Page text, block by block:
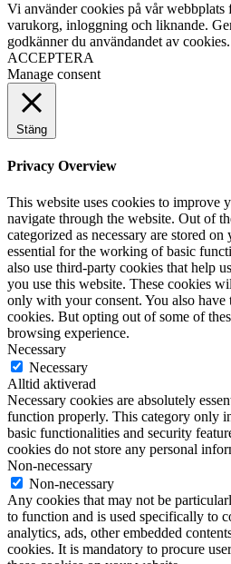
Vi använder cookies på vår webbplats
varukorg, inloggning och liknande.
godkänner du användandet av cookies.
ACCEPTERA
Manage consent
Stäng
Privacy Overview
This website uses cookies to improve
navigate through the website. Out of
categorized as necessary are stored
essential for the working of basic
also use third-party cookies that help
you use this website. These cookies
only with your consent. You also
cookies. But opting out of some of
browsing experience.
Necessary
Necessary
Alltid aktiverad
Necessary cookies are absolutely
function properly. This category only
basic functionalities and security
cookies do not store any personal
Non-necessary
Non-necessary
Any cookies that may not be
to function and is used specifically to
analytics, ads, other embedded
cookies. It is mandatory to procure